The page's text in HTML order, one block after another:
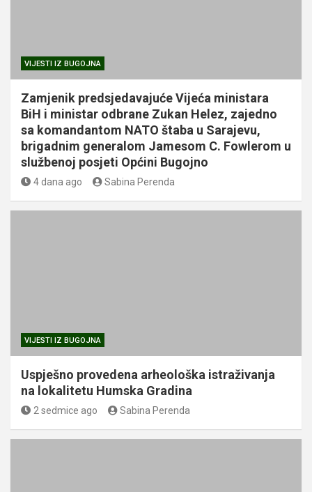
VIJESTI IZ BUGOJNA
Zamjenik predsjedavajuće Vijeća ministara
BiH i ministar odbrane Zukan Helez, zajedno
sa komandantom NATO štaba u Sarajevu,
brigadnim generalom Jamesom C. Fowlerom u
službenoj posjeti Općini Bugojno
4 dana ago Sabina Perenda
VIJESTI IZ BUGOJNA
Uspješno provedena arheološka istraživanja
na lokalitetu Humska Gradina
2 sedmice ago Sabina Perenda